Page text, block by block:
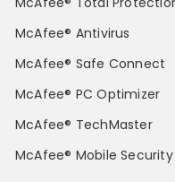
McAfee® Antivirus
McAfee® Safe Connect
McAfee® PC Optimizer
McAfee® TechMaster
McAfee® Mobile Security